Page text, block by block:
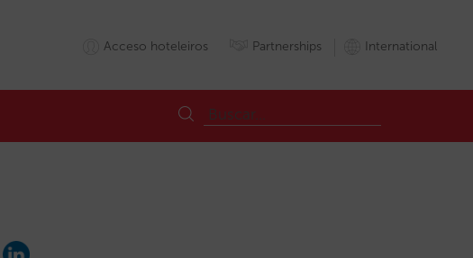
Acceso hoteleiros Partnerships International